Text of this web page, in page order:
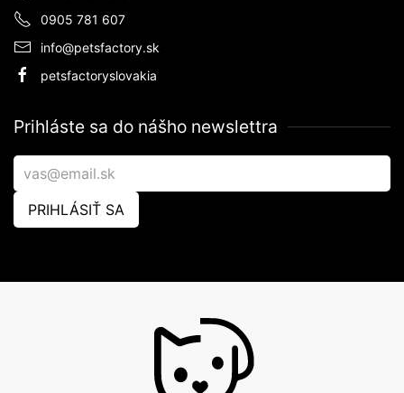
0905 781 607
info@petsfactory.sk
petsfactoryslovakia
Prihláste sa do nášho newslettra
PRIHLÁSIŤ SA